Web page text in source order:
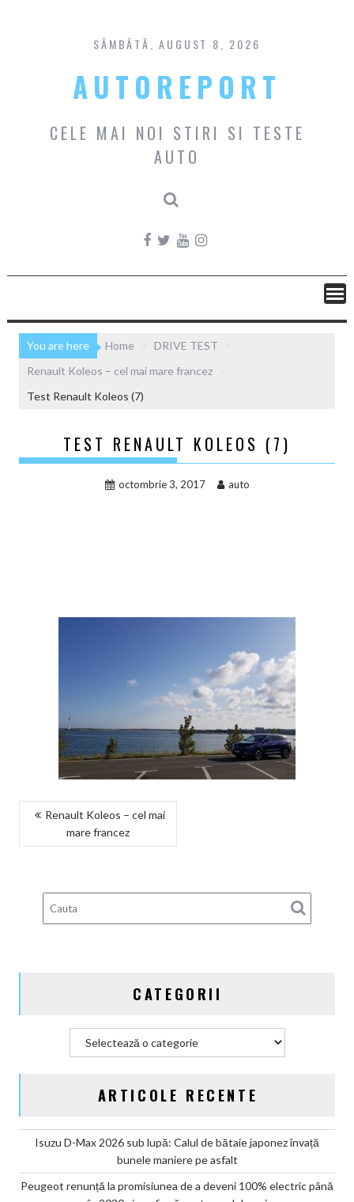
content
SÂMBĂTĂ, AUGUST 8, 2026
AUTOREPORT
CELE MAI NOI STIRI SI TESTE
AUTO
You are here Home
DRIVE TEST
Renault Koleos – cel mai mare francez
Test Renault Koleos (7)
TEST RENAULT KOLEOS (7)
octombrie 3, 2017 auto
NAVIGARE
Renault Koleos – cel mai
mare francez
CATEGORII
ARTICOLE RECENTE
Isuzu D-Max 2026 sub lupă: Calul de bătaie japonez învață
bunele maniere pe asfalt
Peugeot renunță la promisiunea de a deveni 100% electric până